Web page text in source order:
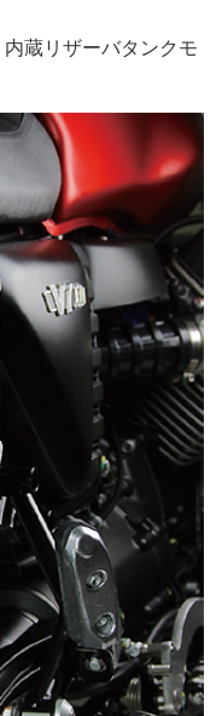
蔵リザーバタンクモ